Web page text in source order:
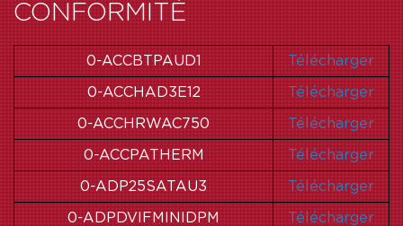
CONFORMITÉ
0-ACCBTPAUD1 Télécharger
0-ACCHAD3E12 Télécharger
0-ACCHRWAC750 Télécharger
0-ACCPATHERM Télécharger
0-ADP25SATAU3 Télécharger
0-ADPDVIFMINIDPM Télécharger